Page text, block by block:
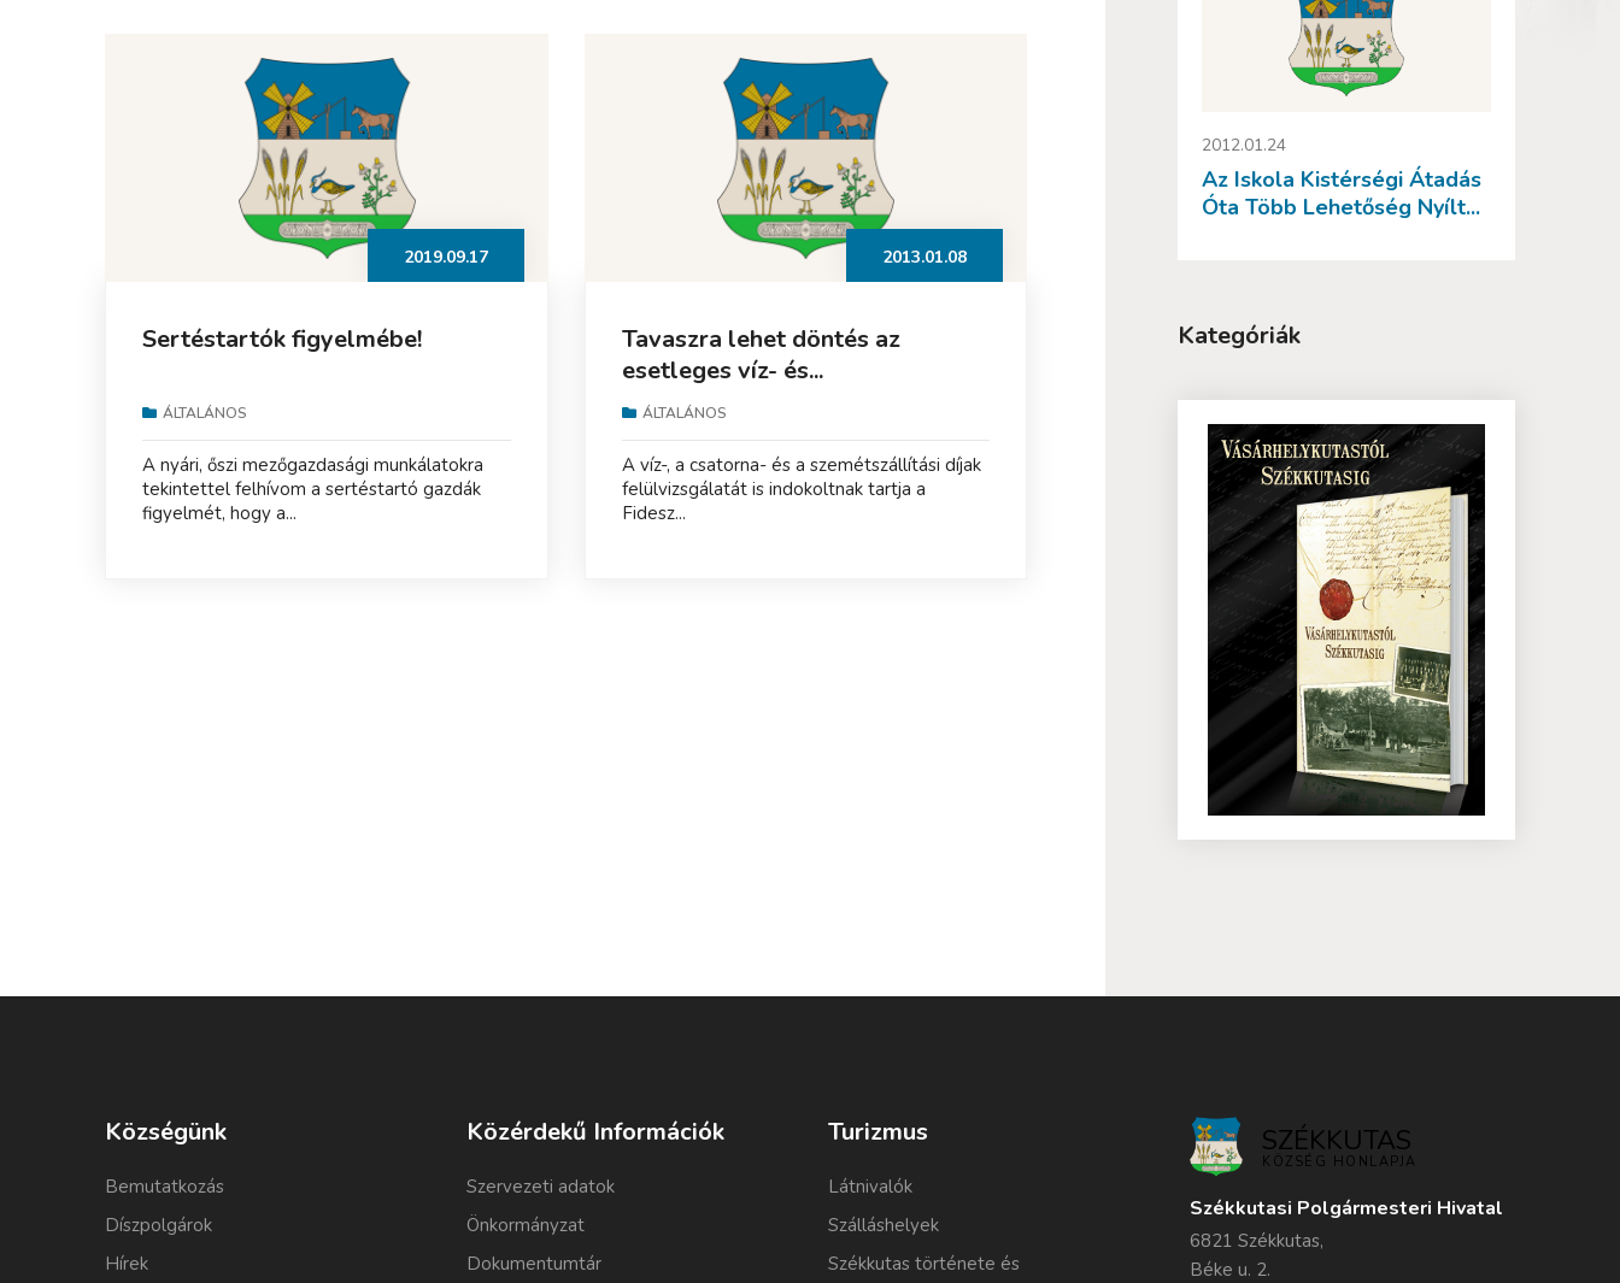
2019.09.17
Sertéstartók figyelmébe!
ÁLTALÁNOS
A nyári, őszi mezőgazdasági munkálatokra
tekintettel felhívom a sertéstartó gazdák
figyelmét, hogy a...
2013.01.08
Tavaszra lehet döntés az
esetleges víz- és...
ÁLTALÁNOS
A víz-, a csatorna- és a szemétszállítási díjak
felülvizsgálatát is indokoltnak tartja a
Fidesz...
2012.01.24
Az Iskola Kistérségi Átadás
Óta Több Lehetőség Nyílt...
Kategóriák
Községünk
Bemutatkozás
Díszpolgárok
Hírek
Közérdekű Információk
Szervezeti adatok
Önkormányzat
Dokumentumtár
Turizmus
Látnivalók
Szálláshelyek
Székkutas története és
SZÉKKUTAS
KÖZSÉG HONLAPJA
Székkutasi Polgármesteri Hivatal
6821 Székkutas,
Béke u. 2.